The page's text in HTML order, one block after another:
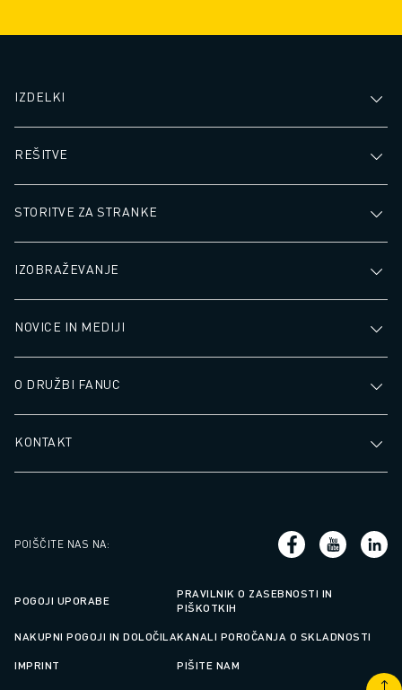
IZDELKI
REŠITVE
STORITVE ZA STRANKE
IZOBRAŽEVANJE
NOVICE IN MEDIJI
O DRUŽBI FANUC
KONTAKT
POIŠČITE NAS NA:
POGOJI UPORABE
PRAVILNIK O ZASEBNOSTI IN
PIŠKOTKIH
NAKUPNI POGOJI IN DOLOČILAKANALI POROČANJA O SKLADNOSTI
IMPRINT PIŠITE NAM